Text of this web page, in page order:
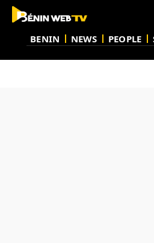
BENIN NEWS PEOPLE